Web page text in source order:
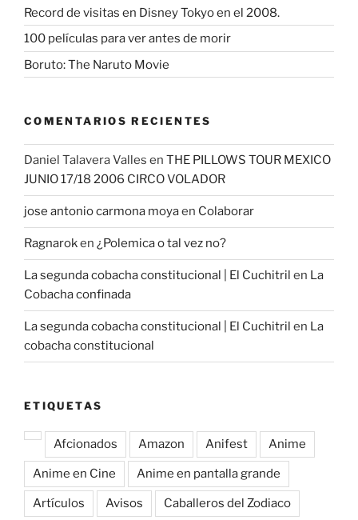
Record de visitas en Disney Tokyo en el 2008.
100 películas para ver antes de morir
Boruto: The Naruto Movie
COMENTARIOS RECIENTES
Daniel Talavera Valles en THE PILLOWS TOUR MEXICO
JUNIO 17/18 2006 CIRCO VOLADOR
jose antonio carmona moyaen Colaborar
Ragnaroken ¿Polemica o tal vez no?
La segunda cobacha constitucional | El Cuchitril en La
Cobacha confinada
La segunda cobacha constitucional | El Cuchitril en La
cobacha constitucional
ETIQUETAS
Afcionados Amazon Anifest Anime
Anime en Cine Anime en pantalla grande
Artículos Avisos Caballeros del Zodiaco